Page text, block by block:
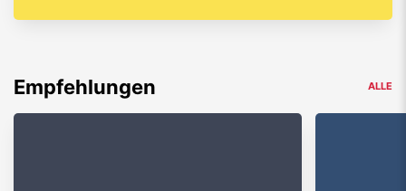
Empfehlungen ALLE